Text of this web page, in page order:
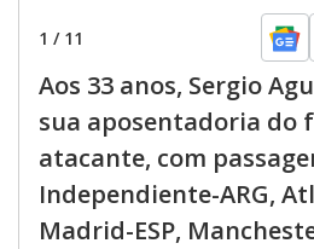
1 / 11
Aos 33 anos, Sergio
sua aposentadoria do
atacante, com
Independiente-ARG,
Madrid-ESP,